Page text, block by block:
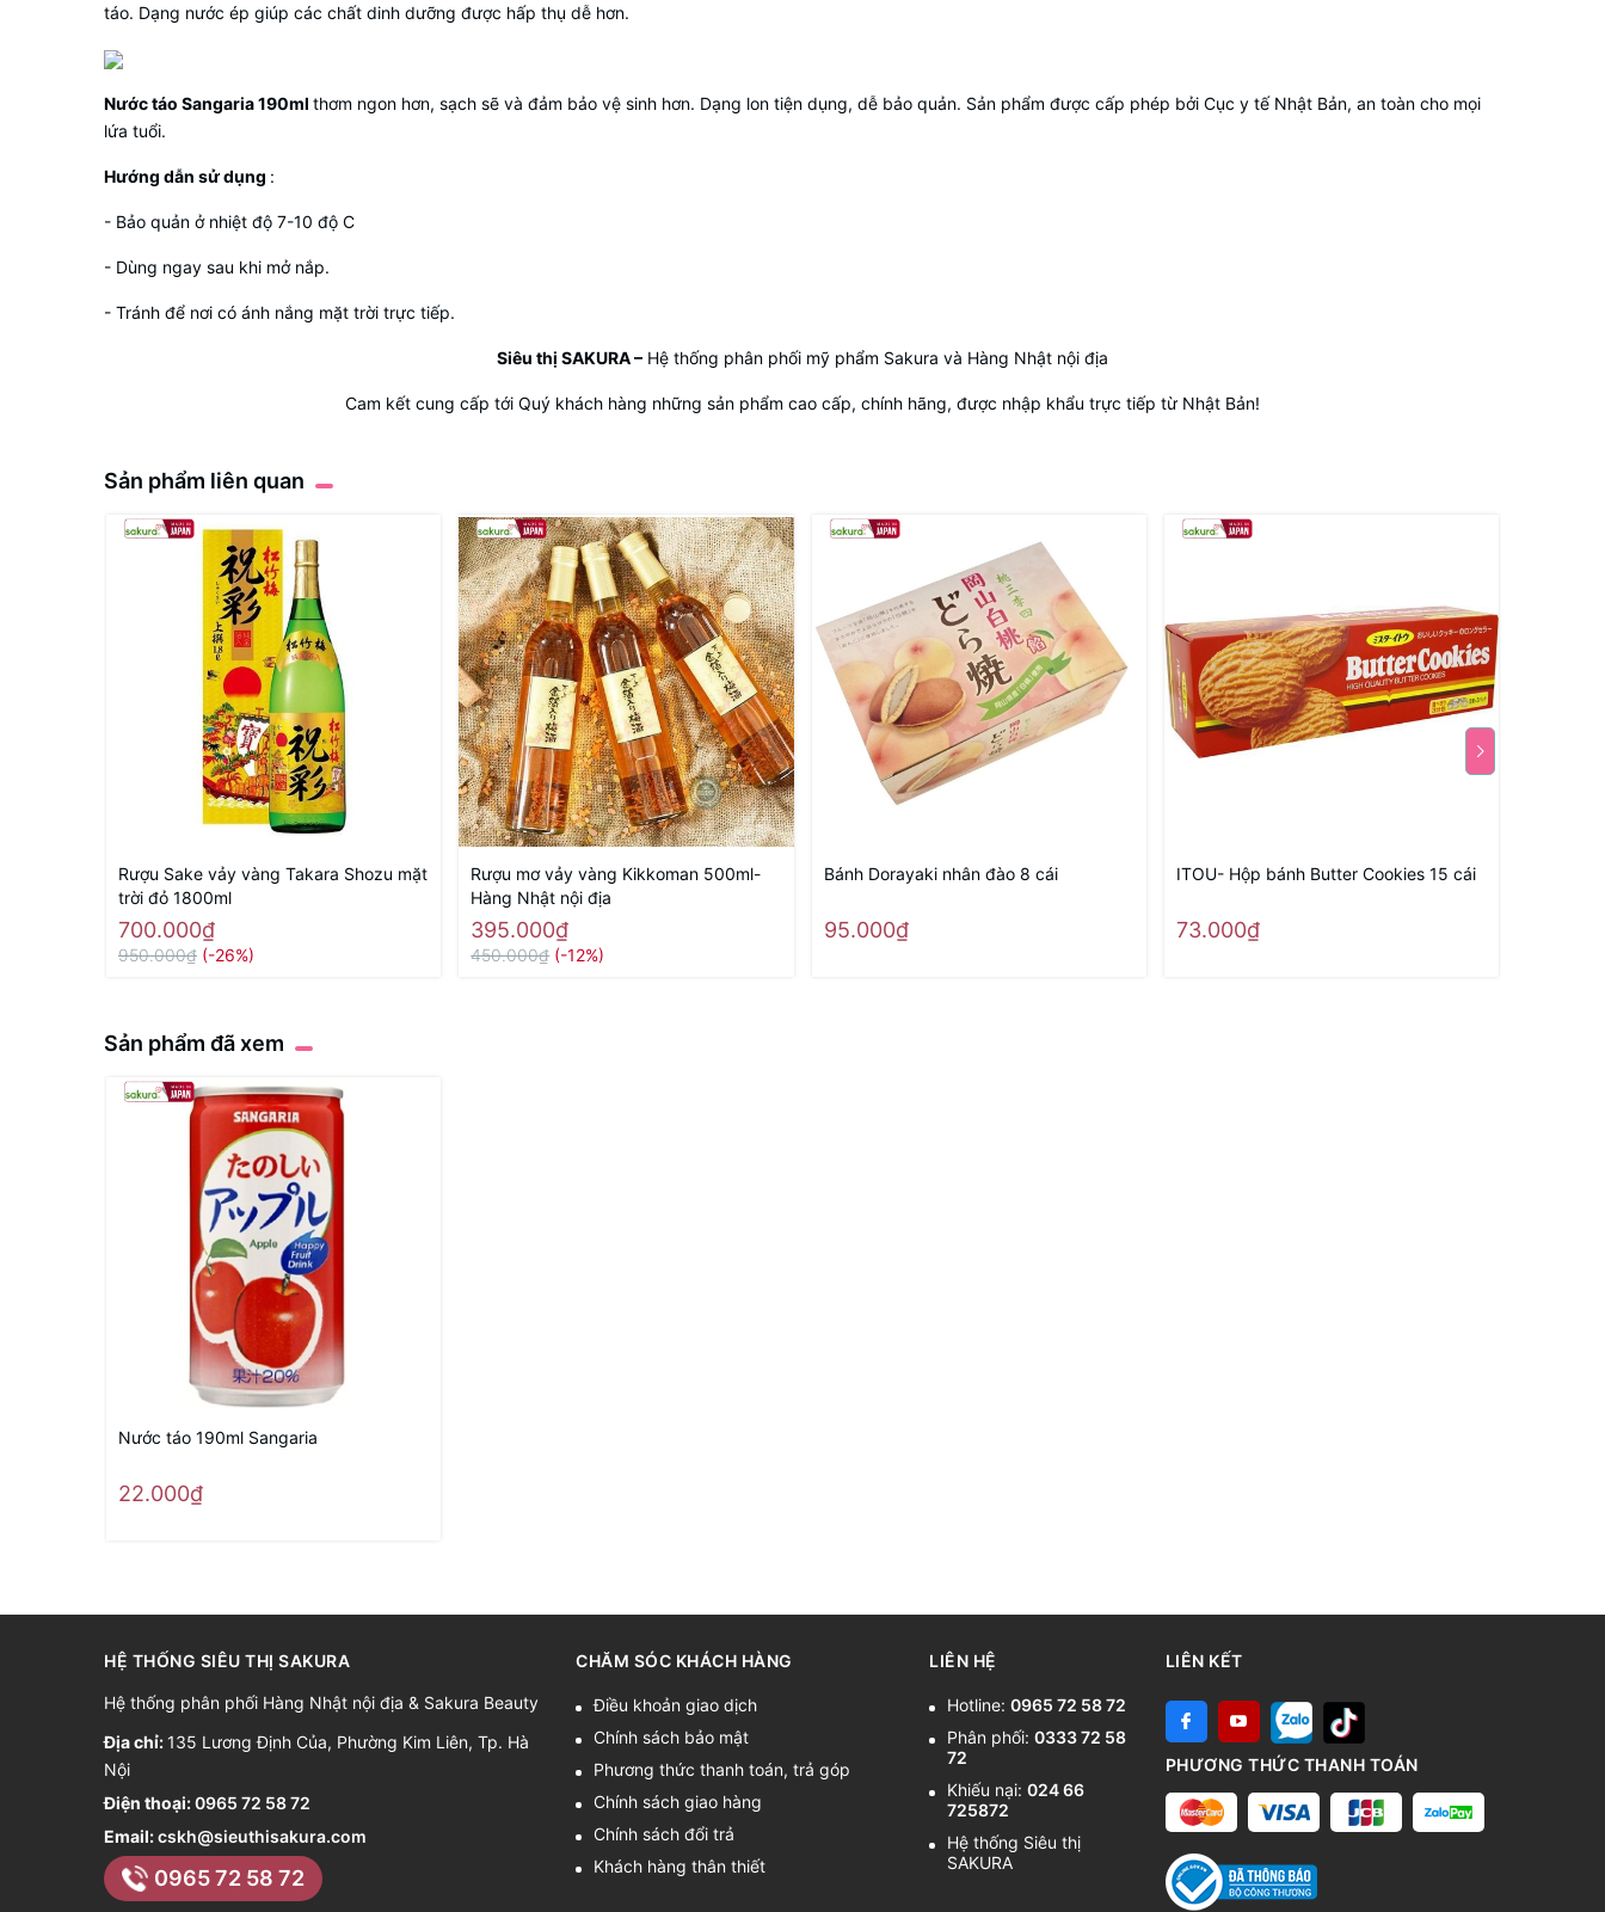
táo. Dạng nước ép giúp các chất dinh dưỡng được hấp thụ dễ hơn.
Nước táo Sangaria 190ml thơm ngon hơn, sạch sẽ và đảm bảo vệ sinh hơn. Dạng lon tiện dụng, dễ bảo quản. Sản phẩm được cấp phép bởi Cục y tế Nhật Bản, an toàn cho mọi
lứa tuổi.
Hướng dẫn sử dụng :
- Bảo quản ở nhiệt độ 7-10 độ C
- Dùng ngay sau khi mở nắp.
- Tránh để nơi có ánh nắng mặt trời trực tiếp.
Siêu thị SAKURA– Hệ thống phân phối mỹ phẩm Sakura và Hàng Nhật nội địa
Cam kết cung cấp tới Quý khách hàng những sản phẩm cao cấp, chính hãng, được nhập khẩu trực tiếp từ Nhật Bản!
Sản phẩm liên quan
Rượu Sake vảy vàng Takara Shozu mặt
trời đỏ 1800ml
700.000₫
950.000₫ (-26%)
Rượu mơ vảy vàng Kikkoman 500ml-
Hàng Nhật nội địa
395.000₫
450.000₫ (-12%)
Bánh Dorayaki nhân đào 8 cái
95.000₫
ITOU- Hộp bánh Butter Cookies 15 cái
73.000₫
Sản phẩm đã xem
Nước táo 190ml Sangaria
22.000₫
HỆ THỐNG SIÊU THỊ SAKURA
Hệ thống phân phối Hàng Nhật nội địa & Sakura Beauty
Địa chỉ: 135 Lương Định Của, Phường Kim Liên, Tp. Hà
Nội
Điện thoại:0965 72 58 72
Email:cskh@sieuthisakura.com
0965 72 58 72
CHĂM SÓC KHÁCH HÀNG
Điều khoản giao dịch
Chính sách bảo mật
Phương thức thanh toán, trả góp
Chính sách giao hàng
Chính sách đổi trả
Khách hàng thân thiết
LIÊN HỆ
Hotline:0965 72 58 72
Phân phối:0333 72 58
72
Khiếu nại:024 66
725872
Hệ thống Siêu thị
SAKURA
LIÊN KẾT
PHƯƠNG THỨC THANH TOÁN